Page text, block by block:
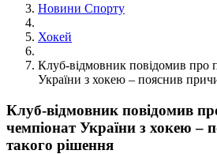
Новини Спорту
Хокей
Клуб-відмовник повідомив про
України з хокею – пояснив
Клуб-відмовник повідомив
чемпіонат України з хокею –
такого рішення